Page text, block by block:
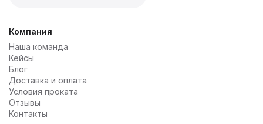
Компания
Наша команда
Кейсы
Блог
Доставка и оплата
Условия проката
Отзывы
Контакты